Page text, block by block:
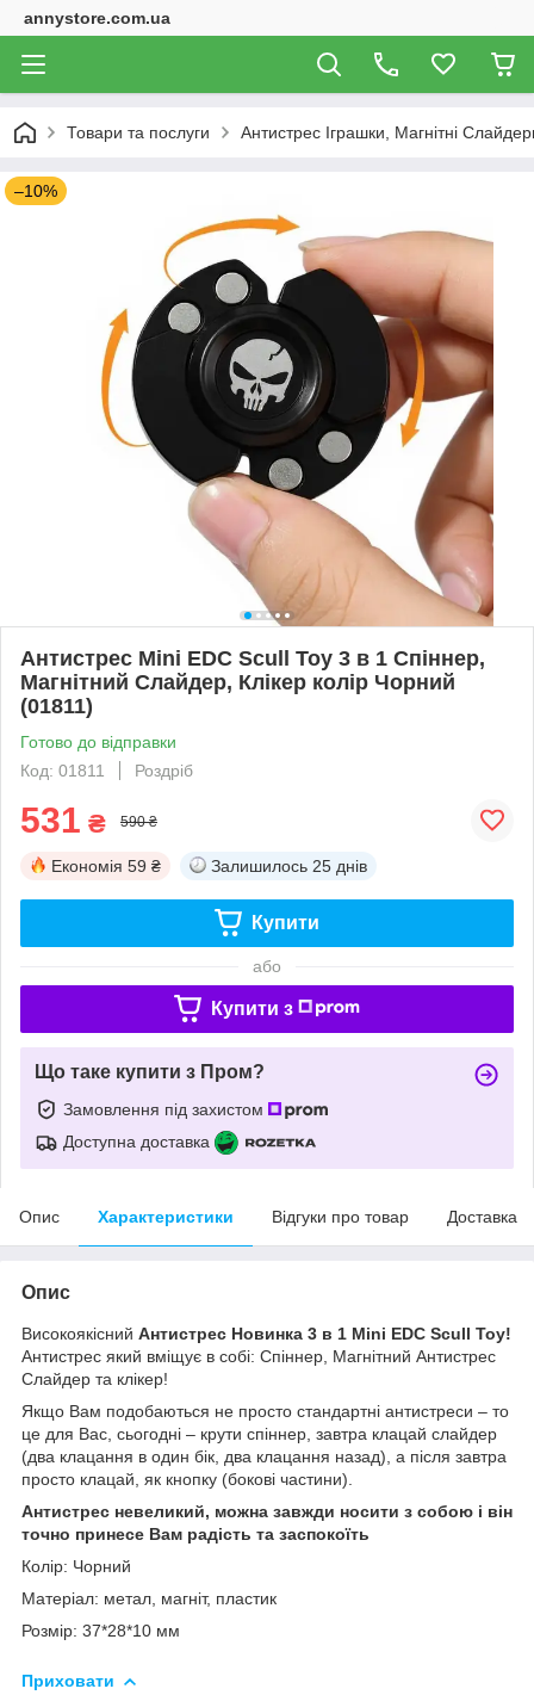
annystore.com.ua
Товари та послуги Антистрес Іграшки, Магнітні
–10%
Антистрес Mini EDC Scull Toy 3 в 1 Спіннер,
Магнітний Слайдер, Клікер колір Чорний
(01811)
Готово до відправки
Код: 01811
Роздріб
531 ₴ 590 ₴
Економія 59 ₴ Залишилось 25 днів
Купити
або
Купити з
Що таке купити з Пром?
Замовлення під захистом
Доступна доставка
Опис Характеристики Відгуки про товар Доставка
Опис
Високоякісний Антистрес Новинка 3 в 1 Mini EDC Scull Toy!
Антистрес який вміщує в собі: Спіннер, Магнітний Антистрес
Слайдер та клікер!
Якщо Вам подобаються не просто стандартні антистреси – то
це для Вас, сьогодні – крути спіннер, завтра клацай слайдер
(два клацання в один бік, два клацання назад), а після завтра
просто клацай, як кнопку (бокові частини).
Антистрес невеликий, можна завжди носити з собою і він
точно принесе Вам радість та заспокоїть
Колір: Чорний
Матеріал: метал, магніт, пластик
Розмір: 37*28*10 мм
Приховати